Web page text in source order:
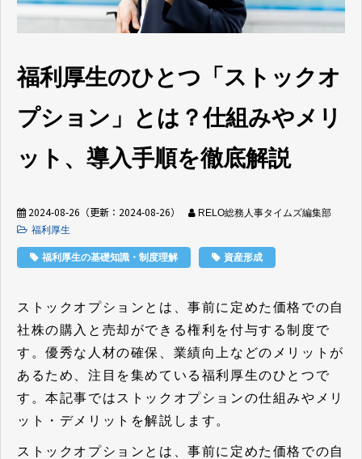
福利厚生のひとつ「ストックオ
プション」とは？仕組みやメリ
ット、導入手順を徹底解説
2024-08-26 （更新： 2024-08-26）
RELO総務人事タイムズ編集部
福利厚生
福利厚生の基礎知識・制度理解 資産形成
ストックオプションとは、事前に定めた価格での自
社株の購入と売却ができる権利を付与する制度で
す。優秀な人材の確保、業績向上などのメリットが
あるため、注目を集めている福利厚生のひとつで
す。本記事ではストックオプションの仕組みやメリ
ット・デメリットを解説します。
ストックオプションとは、事前に定めた価格での自